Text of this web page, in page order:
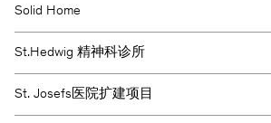
Solid Home
St.Hedwig 精神科诊所
St. Josefs医院扩建项目